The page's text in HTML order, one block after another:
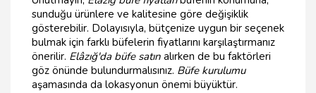
sunduğu ürünlere ve kalitesine göre değişiklik
gösterebilir. Dolayısıyla, bütçenize uygun bir seçenek
bulmak için farklı büfelerin fiyatlarını karşılaştırmanız
önerilir. Elâzığ'da büfe satın alırken de bu faktörleri
göz önünde bulundurmalısınız. Büfe kurulumu
aşamasında da lokasyonun önemi büyüktür.